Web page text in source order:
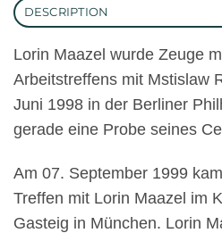
DESCRIPTION
Lorin Maazel wurde Zeuge
Arbeitstreffens mit Mstislaw
Juni 1998 in der Berliner
gerade eine Probe seines
Am 07. September 1999
Treffen mit Lorin Maazel im
Gasteig in München. Lorin